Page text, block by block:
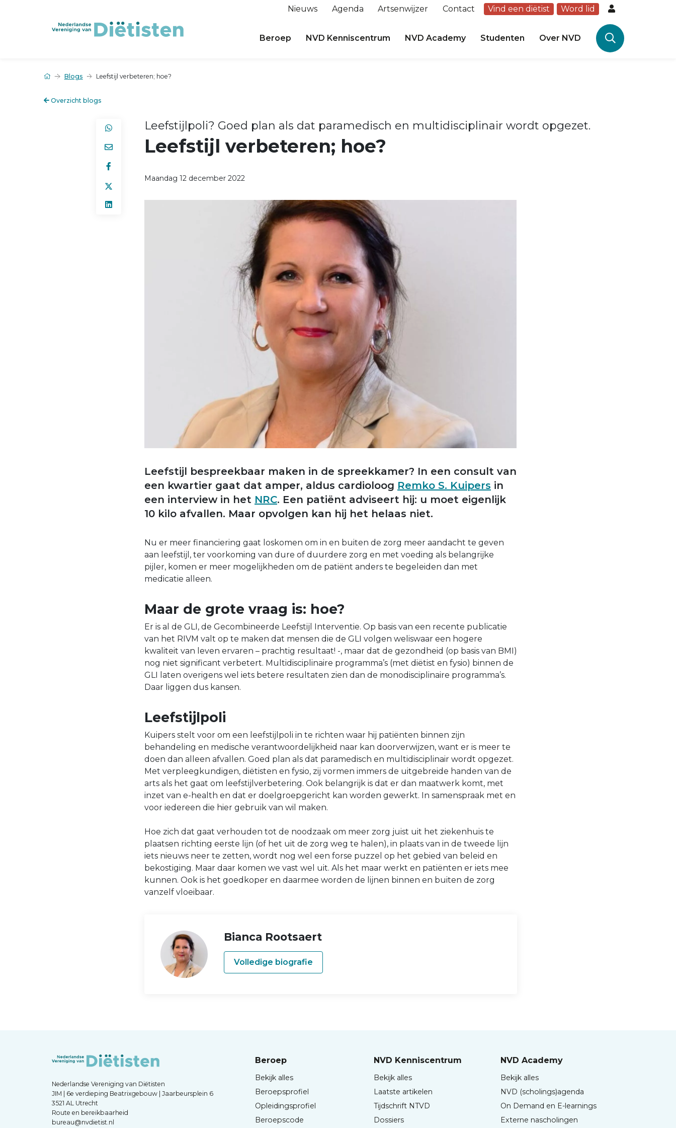
Nieuws Agenda Artsenwijzer Contact Vind een diëtist Word lid
Beroep NVD Kenniscentrum NVD Academy Studenten Over NVD
Blogs Leefstijl verbeteren; hoe?
Overzicht blogs
Leefstijlpoli? Goed plan als dat paramedisch en multidisciplinair wordt opgezet.
Leefstijl verbeteren; hoe?
Maandag 12 december 2022
Leefstijl bespreekbaar maken in de spreekkamer? In een consult van
een kwartier gaat dat amper, aldus cardioloog Remko S. Kuipers in
een interview in het NRC. Een patiënt adviseert hij: u moet eigenlijk
10 kilo afvallen. Maar opvolgen kan hij het helaas niet.
Nu er meer financiering gaat loskomen om in en buiten de zorg meer aandacht te geven
aan leefstijl, ter voorkoming van dure of duurdere zorg en met voeding als belangrijke
pijler, komen er meer mogelijkheden om de patiënt anders te begeleiden dan met
medicatie alleen.
Maar de grote vraag is: hoe?
Er is al de GLI, de Gecombineerde Leefstijl Interventie. Op basis van een recente publicatie
van het RIVM valt op te maken dat mensen die de GLI volgen weliswaar een hogere
kwaliteit van leven ervaren – prachtig resultaat! -, maar dat de gezondheid (op basis van BMI)
nog niet significant verbetert. Multidisciplinaire programma’s (met diëtist en fysio) binnen de
GLI laten overigens wel iets betere resultaten zien dan de monodisciplinaire programma’s.
Daar liggen dus kansen.
Leefstijlpoli
Kuipers stelt voor om een leefstijlpoli in te richten waar hij patiënten binnen zijn
behandeling en medische verantwoordelijkheid naar kan doorverwijzen, want er is meer te
doen dan alleen afvallen. Goed plan als dat paramedisch en multidisciplinair wordt opgezet.
Met verpleegkundigen, diëtisten en fysio, zij vormen immers de uitgebreide handen van de
arts als het gaat om leefstijlverbetering. Ook belangrijk is dat er dan maatwerk komt, met
inzet van e-health en dat er doelgroepgericht kan worden gewerkt. In samenspraak met en
voor iedereen die hier gebruik van wil maken.
Hoe zich dat gaat verhouden tot de noodzaak om meer zorg juist uit het ziekenhuis te
plaatsen richting eerste lijn (of het uit de zorg weg te halen), in plaats van in de tweede lijn
iets nieuws neer te zetten, wordt nog wel een forse puzzel op het gebied van beleid en
bekostiging. Maar daar komen we vast wel uit. Als het maar werkt en patiënten er iets mee
kunnen. Ook is het goedkoper en daarmee worden de lijnen binnen en buiten de zorg
vanzelf vloeibaar.
Bianca Rootsaert
Volledige biografie
Nederlandse Vereniging van Diëtisten
JIM | 6e verdieping Beatrixgebouw | Jaarbeursplein 6
3521 AL Utrecht
Route en bereikbaarheid
bureau@nvdietist.nl
Beroep
Bekijk alles
Beroepsprofiel
Opleidingsprofiel
Beroepscode
NVD Kenniscentrum
Bekijk alles
Laatste artikelen
Tijdschrift NTVD
Dossiers
NVD Academy
Bekijk alles
NVD (scholings)agenda
On Demand en E-learnings
Externe nascholingen